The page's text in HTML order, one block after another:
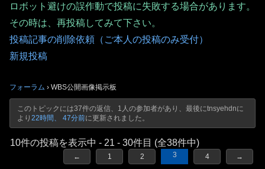
ロボット避けの誤作動で投稿に失敗する場合があります。
その時は、再投稿してみて下さい。
投稿記事の削除依頼（ご本人の投稿のみ受付）
新規投稿
フォーラム › WBS公開画像掲示板
このトピックには37件の返信、1人の参加者があり、最後にtnsyehdnに
より 22時間、 47分前に更新されました。
10件の投稿を表示中 - 21 - 30件目 (全38件中)
← 1 2 3 4 →